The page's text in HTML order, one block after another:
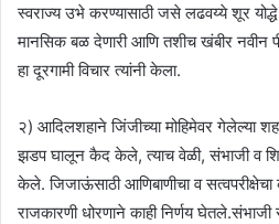
स्वराज्य उभे करण्यासाठी जसे लढवय्ये शूर
मानसिक बळ देणारी आणि तशीच खंबीर नवीन
हा दूरगामी विचार त्यांनी केला.
२) आदिलशहाने जिंजीच्या मोहिमेवर गेलेल्या
झडप घालून कैद केले, त्याच वेळी, संभाजी व
केले. जिजाऊंसाठी आणिबाणीचा व
राजकारणी धोरणाने काही निर्णय